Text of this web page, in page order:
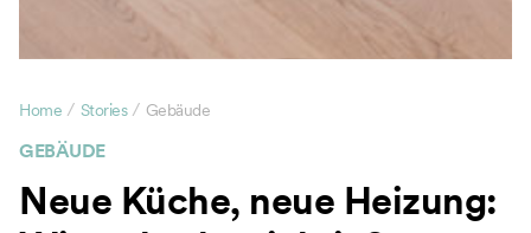
GEBÄUDE
Home / Stories / Gebäude
Neue Küche, neue Heizung: